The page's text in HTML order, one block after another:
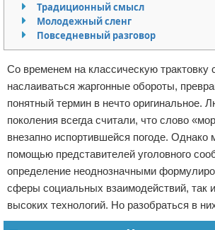
Иммиграция
Здоровье и безопасность
Авторские права
Контакты
Сотрудничество
Размещение рекламы
Для правообладателей
Условия предоставления
Отказ от ответственности
Традиционный смысл
Молодежный сленг
Повседневный разговор
Со временем на классическую трактовку
наслаиваться жаргонные обороты,
понятный термин в нечто оригинальное.
поколения всегда считали, что слово
внезапно испортившейся погоде. Однако
помощью представителей уголовного
определение неоднозначными
сферы социальных взаимодействий, так
высоких технологий. Но разобраться в